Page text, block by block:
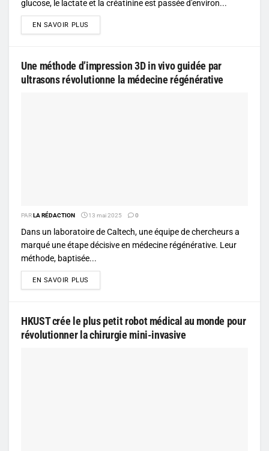
glucose, le lactate et la créatinine est passée d'environ...
EN SAVOIR PLUS
Une méthode d’impression 3D in vivo guidée par
ultrasons révolutionne la médecine régénérative
PARLA RÉDACTION 13 mai 2025 0
Dans un laboratoire de Caltech, une équipe de chercheurs a
marqué une étape décisive en médecine régénérative. Leur
méthode, baptisée...
EN SAVOIR PLUS
HKUST crée le plus petit robot médical au monde pour
révolutionner la chirurgie mini-invasive